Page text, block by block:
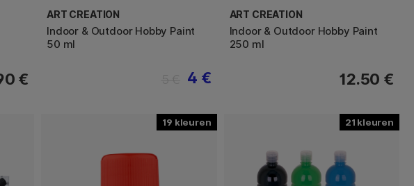
€
ART CREATION
Indoor & Outdoor Hobby Paint
50 ml
4 €
ART CREATION
Indoor & Outdoor Hobby Paint
250 ml
12.50 €
19 21